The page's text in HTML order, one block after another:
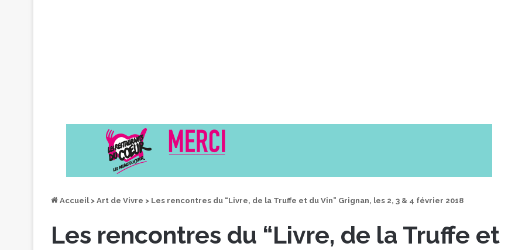
Accueil > Art de Vivre > Les rencontres du “Livre, de la Truffe et du Vin” Grignan, les 2, 3 & 4 février 2018
Les rencontres du “Livre, de la Truffe et